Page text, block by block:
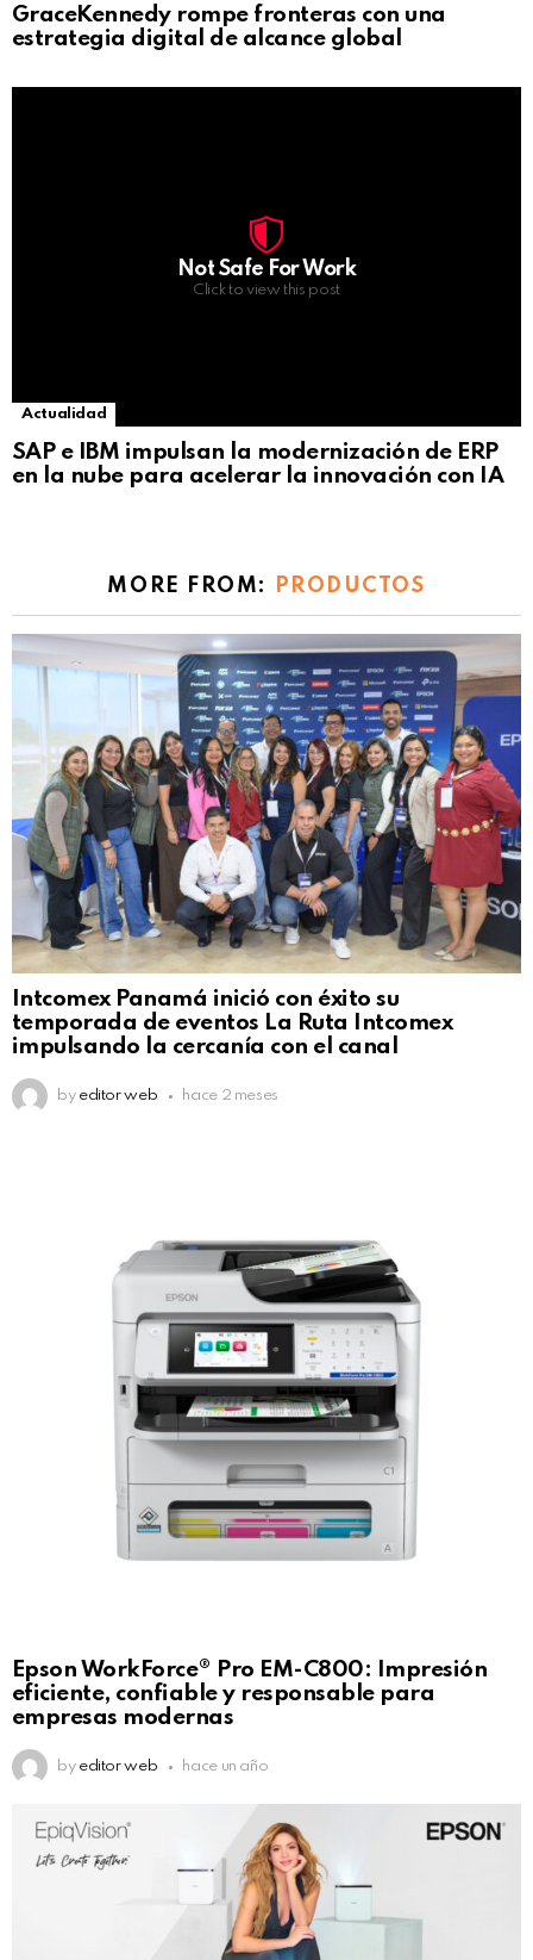
GraceKennedy rompe fronteras con una
estrategia digital de alcance global
Not Safe For Work
Click to view this post
Actualidad
SAP e IBM impulsan la modernización de ERP
en la nube para acelerar la innovación con IA
MORE FROM: PRODUCTOS
Intcomex Panamá inició con éxito su
temporada de eventos La Ruta Intcomex
impulsando la cercanía con el canal
by editor web hace 2 meses
Epson WorkForce® Pro EM-C800: Impresión
eficiente, confiable y responsable para
empresas modernas
by editor web hace un año